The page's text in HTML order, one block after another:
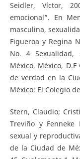
Seidler, Víctor,
emocional”. En
masculina,
Figueroa y Regina
No. 4
México, México,
de verdad en la
México: El Colegio
Stern, Claudio;
Treviño y Fenneke
sexual y
de la Ciudad de